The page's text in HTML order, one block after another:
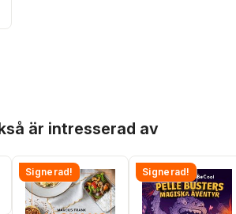
är intresserad av
Signerad! Signerad!